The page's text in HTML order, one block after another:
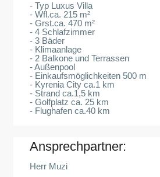
- Typ Luxus Villa
- Wfl.ca. 215 m²
- Grst.ca. 470 m²
- 4 Schlafzimmer
- 3 Bäder
- Klimaanlage
- 2 Balkone und Terrassen
- Außenpool
- Einkaufsmöglichkeiten 500 m
- Kyrenia City ca.1 km
- Strand ca.1,5 km
- Golfplatz ca. 25 km
- Flughafen ca.40 km
Ansprechpartner:
Herr Muzi